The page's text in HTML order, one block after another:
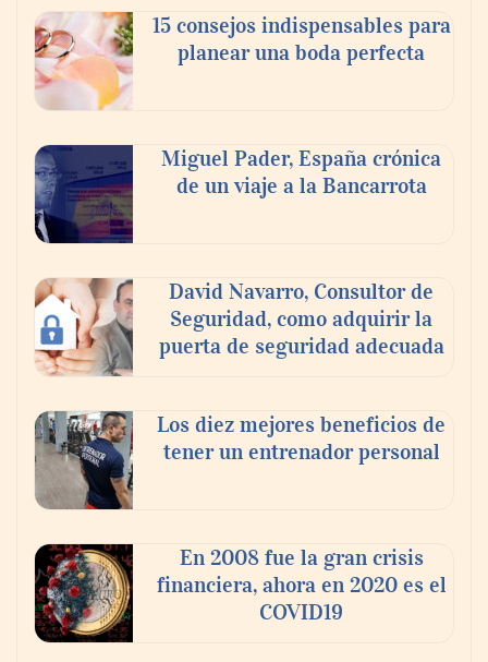
mundo elige para reunirse: 7 de cada 10 la
escogen
compromiso para el eclipse solar del 12 de
agosto
‘El ransomware se puede vencer. No
Ricardo Palacio Escobar
15 consejos indispensables para
planear una boda perfecta
Miguel Pader, España crónica
de un viaje a la Bancarrota
David Navarro, Consultor de
Seguridad, como adquirir la
puerta de seguridad adecuada
Los diez mejores beneficios de
tener un entrenador personal
En 2008 fue la gran crisis
financiera, ahora en 2020 es el
COVID19